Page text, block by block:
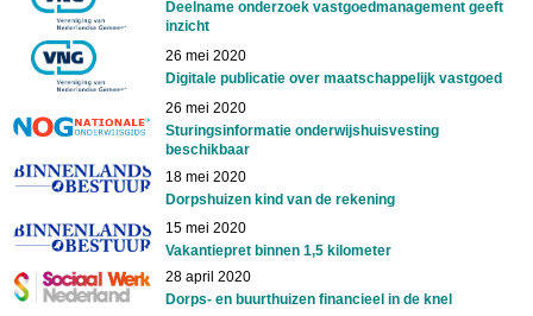
Deelname onderzoek vastgoedmanagement geeft
inzicht
26 mei 2020
Digitale publicatie over maatschappelijk vastgoed
26 mei 2020
Sturingsinformatie onderwijshuisvesting
beschikbaar
18 mei 2020
Dorpshuizen kind van de rekening
15 mei 2020
Vakantiepret binnen 1,5 kilometer
28 april 2020
Dorps- en buurthuizen financieel in de knel